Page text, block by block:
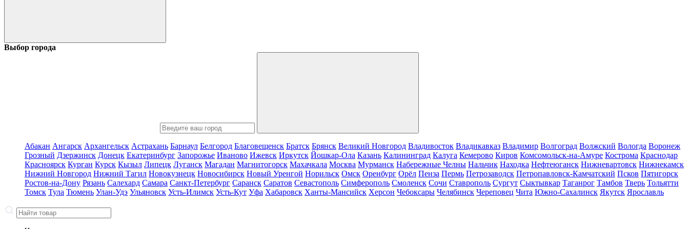
Выбор города
Абакан Ангарск Архангельск Астрахань Барнаул Белгород Благовещенск Братск Брянск Великий Новгород Владивосток Владикавказ Владимир Волгоград Волжский Вологда Воронеж
Грозный Дзержинск Донецк Екатеринбург Запорожье Иваново Ижевск Иркутск Йошкар-Ола Казань Калининград Калуга Кемерово Киров Комсомольск-на-Амуре Кострома Краснодар
Красноярск Курган Курск Кызыл Липецк Луганск Магадан Магнитогорск Махачкала Москва Мурманск Набережные Челны Нальчик Находка Нефтеюганск Нижневартовск Нижнекамск
Нижний Новгород Нижний Тагил Новокузнецк Новосибирск Новый Уренгой Норильск Омск Оренбург Орёл Пенза Пермь Петрозаводск Петропавловск-Камчатский Псков Пятигорск
Ростов-на-Дону Рязань Салехард Самара Санкт-Петербург Саранск Саратов Севастополь Симферополь Смоленск Сочи Ставрополь Сургут Сыктывкар Таганрог Тамбов Тверь Тольятти
Томск Тула Тюмень Улан-Удэ Ульяновск Усть-Илимск Усть-Кут Уфа Хабаровск Ханты-Мансийск Херсон Чебоксары Челябинск Череповец Чита Южно-Сахалинск Якутск Ярославль